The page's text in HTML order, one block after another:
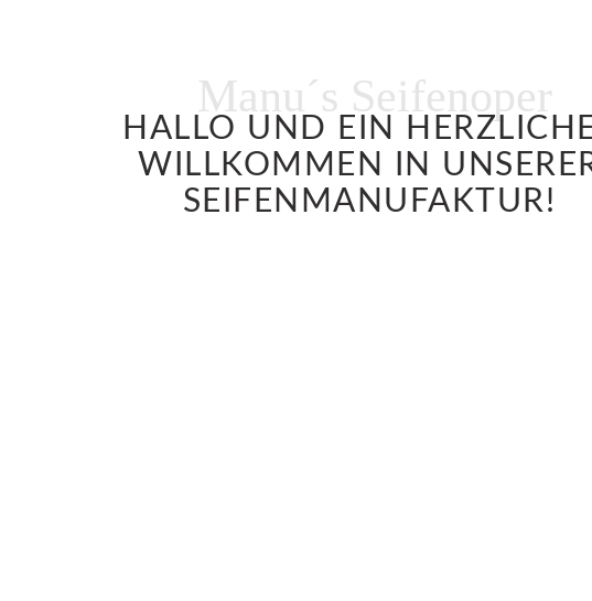
Manu´s Seifenoper
HALLO UND EIN
WILLKOMMEN IN
SEIFENMANUFAKTUR!